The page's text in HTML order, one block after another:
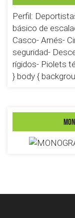
Perfil:
básico de
Casco- Arnés-
seguridad-
rígidos- Piolets
} body {